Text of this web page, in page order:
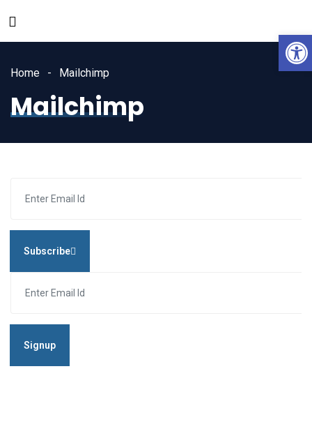
Home Mailchimp
Mailchimp
Subscribe
Signup